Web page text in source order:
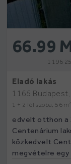
66.99
1 196
Eladó lakás
1165
1 + 2 fél szoba, 56 m 2
edvelt otthon a
Centenárium
közkedvelt
megvételre egy